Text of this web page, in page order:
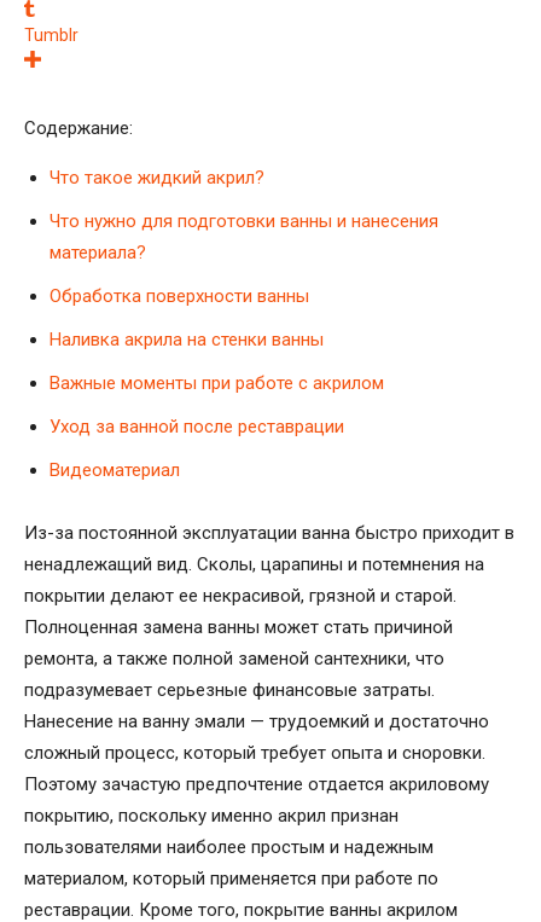
Tumblr
Содержание:
Что такое жидкий акрил?
Что нужно для подготовки ванны и нанесения
материала?
Обработка поверхности ванны
Наливка акрила на стенки ванны
Важные моменты при работе с акрилом
Уход за ванной после реставрации
Видеоматериал
Из-за постоянной эксплуатации ванна быстро приходит в
ненадлежащий вид. Сколы, царапины и потемнения на
покрытии делают ее некрасивой, грязной и старой.
Полноценная замена ванны может стать причиной
ремонта, а также полной заменой сантехники, что
подразумевает серьезные финансовые затраты.
Нанесение на ванну эмали — трудоемкий и достаточно
сложный процесс, который требует опыта и сноровки.
Поэтому зачастую предпочтение отдается акриловому
покрытию, поскольку именно акрил признан
пользователями наиболее простым и надежным
материалом, который применяется при работе по
реставрации. Кроме того, покрытие ванны акрилом